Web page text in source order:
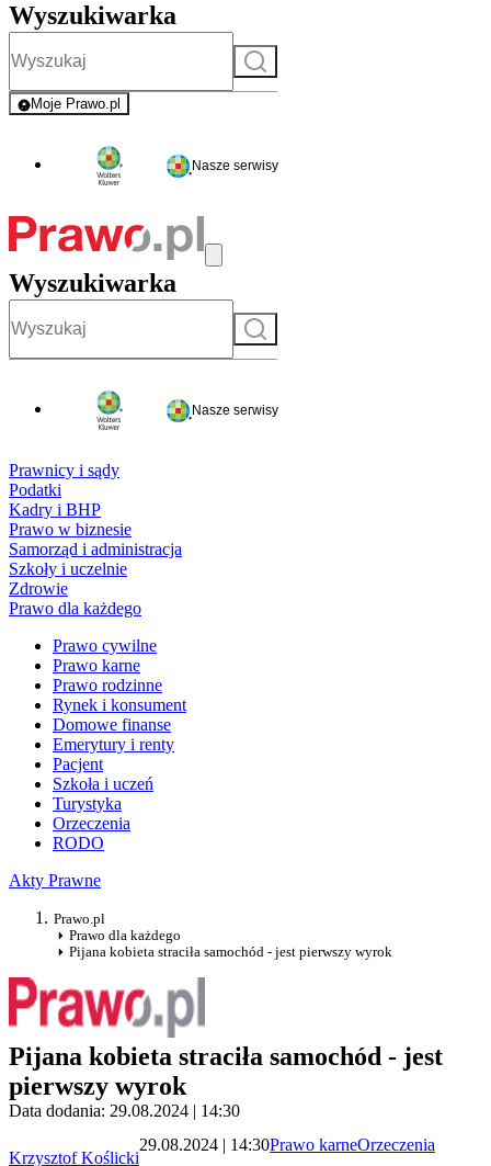
Wyszukiwarka
Szukaj
Moje Prawo.pl
- rejestracja i logowanie do serwisu
Nasze serwisy
Wyszukiwarka
Szukaj
Nasze serwisy
Prawnicy i sądy
Podatki
Kadry i BHP
Prawo w biznesie
Samorząd i administracja
Szkoły i uczelnie
Zdrowie
Prawo dla każdego
Prawo cywilne
Prawo karne
Prawo rodzinne
Rynek i konsument
Domowe finanse
Emerytury i renty
Pacjent
Szkoła i uczeń
Turystyka
Orzeczenia
RODO
Akty Prawne
Prawo.pl
Prawo dla każdego
Pijana kobieta straciła samochód - jest pierwszy wyrok
Pijana kobieta straciła samochód - jest
pierwszy wyrok
Data dodania: 29.08.2024 | 14:30
Krzysztof Koślicki
29.08.2024 | 14:30Prawo karneOrzeczenia